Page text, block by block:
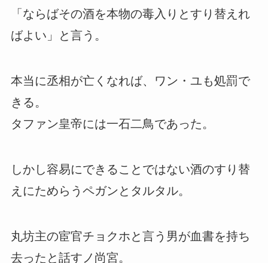
「ならばその酒を本物の毒入りとすり替えれ
ばよい」と言う。
本当に丞相が亡くなれば、ワン・ユも処罰で
きる。
タファン皇帝には一石二鳥であった。
しかし容易にできることではない酒のすり替
えにためらうペガンとタルタル。
丸坊主の宦官チョクホと言う男が血書を持ち
去ったと話すノ尚宮。